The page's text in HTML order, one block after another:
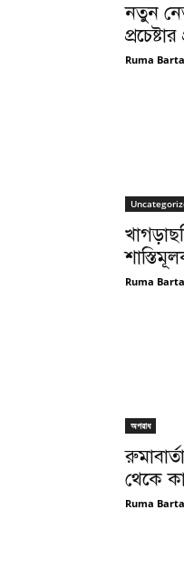
নতুন
Ruma Barta
Ruma Barta
অপরাধ
থেকে
Ruma Barta